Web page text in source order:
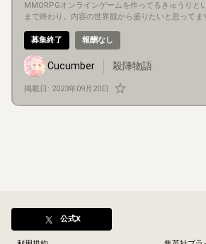
MMORPGオンラインゲームを作ってるきゅうりといいます。
まで終わり。内容の世界観から盛りたいと思ってます。 殺陣物語（固
れる方募集です。 あとグラフィッカーさんも募集しています。 Discordを使
ってやっています。 Discordで連絡のつく方です。
募集終了 報酬なし
Cucumber 殺陣物語
掲載日: 2023年09月20日
公式X